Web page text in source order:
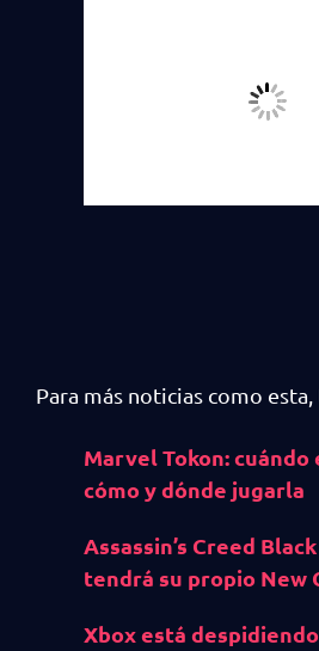
Para más noticias como
Marvel Tokon:
cómo y dónde jugarla
Assassin’s Creed
tendrá su propio New
Xbox está